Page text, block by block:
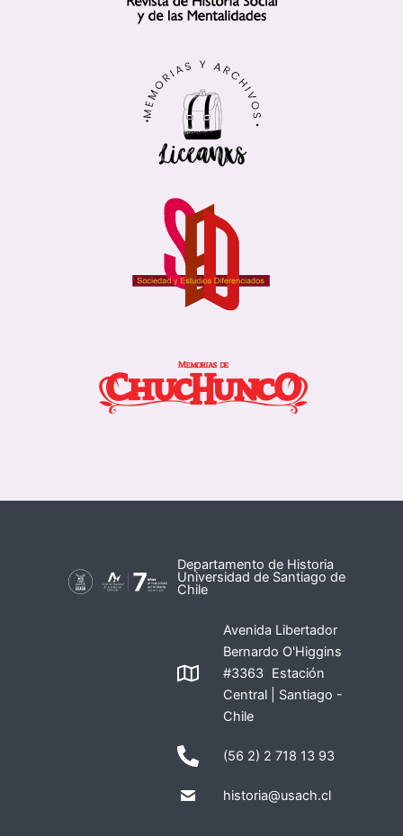
Departamento de Historia
Universidad de Santiago de
Chile
Avenida Libertador
Bernardo O'Higgins
#3363 Estación
Central | Santiago -
Chile
(56 2) 2 718 13 93
historia@usach.cl